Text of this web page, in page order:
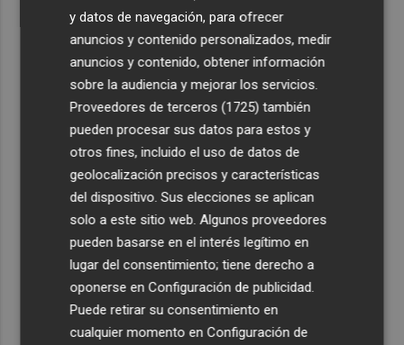
y datos de navegación, para ofrecer
anuncios y contenido personalizados, medir
anuncios y contenido, obtener información
sobre la audiencia y mejorar los servicios.
Proveedores de terceros (1725) también
pueden procesar sus datos para estos y
otros fines, incluido el uso de datos de
geolocalización precisos y características
del dispositivo. Sus elecciones se aplican
solo a este sitio web. Algunos proveedores
pueden basarse en el interés legítimo en
lugar del consentimiento; tiene derecho a
oponerse enConfiguración de publicidad
Puede retirar su consentimiento en
cualquier momento enConfiguración de